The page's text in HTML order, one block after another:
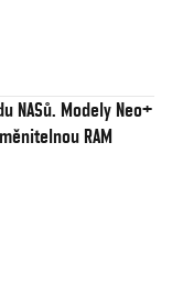
NASů. Modely Neo+
RAM